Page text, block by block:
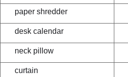
paper shredder
desk calendar
neck pillow
curtain